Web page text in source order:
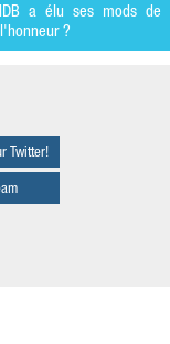
a élu ses mods de
?
Twitter!